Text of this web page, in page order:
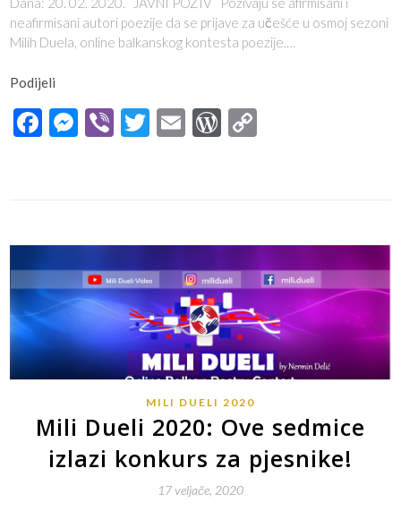
neafirmisani autori poezije da se prijave za učešće u osmoj sezoni
Milih Duela, online balkanskog kontesta poezije.…
Podijeli
Facebook
Messenger
ViberTwitter
EmailWordPress
MILI DUELI 2020
Mili Dueli 2020: Ove sedmice
izlazi konkurs za pjesnike!
17 veljače, 2020